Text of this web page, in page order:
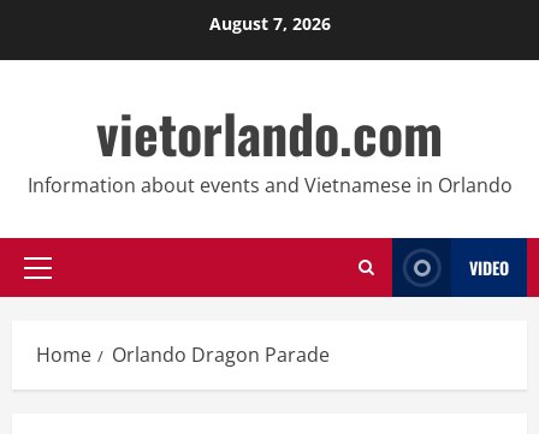
August 7, 2026
vietorlando.com
Information about events and Vietnamese in Orlando
Primary
VIDEO
Home Orlando Dragon Parade